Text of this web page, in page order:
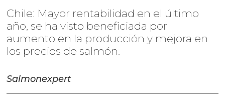
Chile: Mayor rentabilidad en el último
año, se ha visto beneficiada por
aumento en la producción y mejora en
los precios de salmón.
Salmonexpert